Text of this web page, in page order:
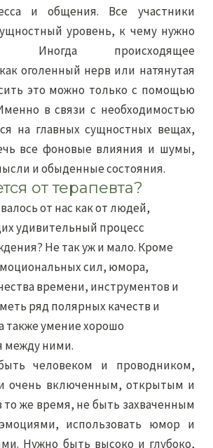
и общения. Все участники
уровень, к чему нужно
Иногда происходящее
оголенный нерв или натянутая
это можно только с помощью
в связи с необходимостью
на главных сущностных вещах,
все фоновые влияния и шумы,
и обыденные состояния.
от терапевта?
от нас как от людей,
удивительный процесс
Не так уж и мало. Кроме
сил, юмора,
времени, инструментов и
ряд полярных качеств и
также умение хорошо
между ними.
человеком и проводником,
очень включенным, открытым и
же время, не быть захваченным
использовать юмор и
Нужно быть высоко и глубоко,